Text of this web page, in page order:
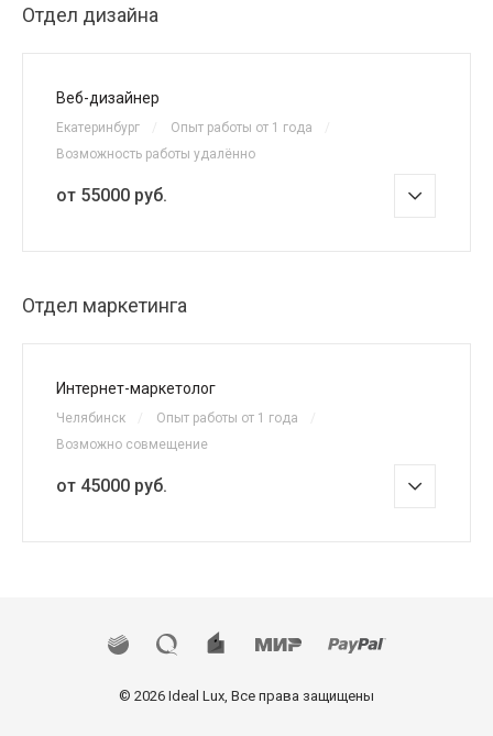
Отдел дизайна
Веб-дизайнер
Екатеринбург Опыт работы от 1 года
Возможность работы удалённо
от 55000 руб.
Отдел маркетинга
Интернет-маркетолог
Челябинск Опыт работы от 1 года
Возможно совмещение
от 45000 руб.
© 2026 Ideal Lux, Все права защищены